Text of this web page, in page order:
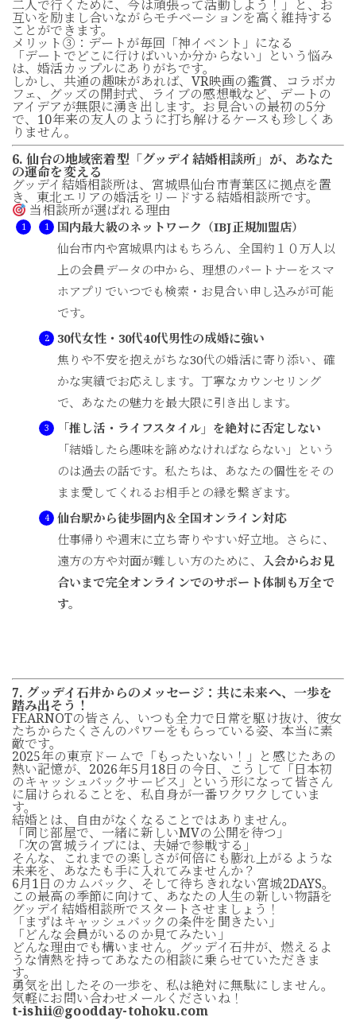
二人で行くために、今は頑張って活動しよう！」と、お
互いを励まし合いながらモチベーションを高く維持する
ことができます。
メリット③：デートが毎回「神イベント」になる
「デートでどこに行けばいいか分からない」という悩み
は、婚活カップルにありがちです。
しかし、共通の趣味があれば、VR映画の鑑賞、コラボカ
フェ、グッズの開封式、ライブの感想戦など、デートの
アイデアが無限に湧き出します。お見合いの最初の5分
で、10年来の友人のように打ち解けるケースも珍しくあ
りません。
6. 仙台の地域密着型「グッデイ結婚相談所」が、あなた
の運命を変える
グッデイ結婚相談所は、宮城県仙台市青葉区に拠点を置
き、東北エリアの婚活をリードする結婚相談所です。
当相談所が選ばれる理由
国内最大級のネットワーク（IBJ正規加盟店）
仙台市内や宮城県内はもちろん、全国約１０万人以
上の会員データの中から、理想のパートナーをスマ
ホアプリでいつでも検索・お見合い申し込みが可能
です。
30代女性・30代40代男性の成婚に強い
焦りや不安を抱えがちな30代の婚活に寄り添い、確
かな実績でお応えします。丁寧なカウンセリング
で、あなたの魅力を最大限に引き出します。
「推し活・ライフスタイル」を絶対に否定しない
「結婚したら趣味を諦めなければならない」という
のは過去の話です。私たちは、あなたの個性をその
まま愛してくれるお相手との縁を繋ぎます。
仙台駅から徒歩圏内＆全国オンライン対応
仕事帰りや週末に立ち寄りやすい好立地。さらに、
遠方の方や対面が難しい方のために、
入会からお見
合いまで完全オンラインでのサポート体制も万全で
す。
7. グッデイ石井からのメッセージ：共に未来へ、一歩を
踏み出そう！
FEARNOTの皆さん、いつも全力で日常を駆け抜け、彼女
たちからたくさんのパワーをもらっている姿、本当に素
敵です。
2025年の東京ドームで「もったいない！」と感じたあの
熱い記憶が、2026年5月18日の今日、こうして「日本初
のキャッシュバックサービス」という形になって皆さん
に届けられることを、私自身が一番ワクワクしていま
す。
結婚とは、自由がなくなることではありません。
「同じ部屋で、一緒に新しいMVの公開を待つ」
「次の宮城ライブには、夫婦で参戦する」
そんな、これまでの楽しさが何倍にも膨れ上がるような
未来を、あなたも手に入れてみませんか？
6月1日のカムバック、そして待ちきれない宮城2DAYS。
この最高の季節に向けて、あなたの人生の新しい物語を
グッデイ結婚相談所でスタートさせましょう！
「まずはキャッシュバックの条件を聞きたい」
「どんな会員がいるのか見てみたい」
どんな理由でも構いません。グッデイ石井が、燃えるよ
うな情熱を持ってあなたの相談に乗らせていただきま
す。
勇気を出したその一歩を、私は絶対に無駄にしません。
気軽にお問い合わせメールくださいね！
t-ishii@goodday-tohoku.com